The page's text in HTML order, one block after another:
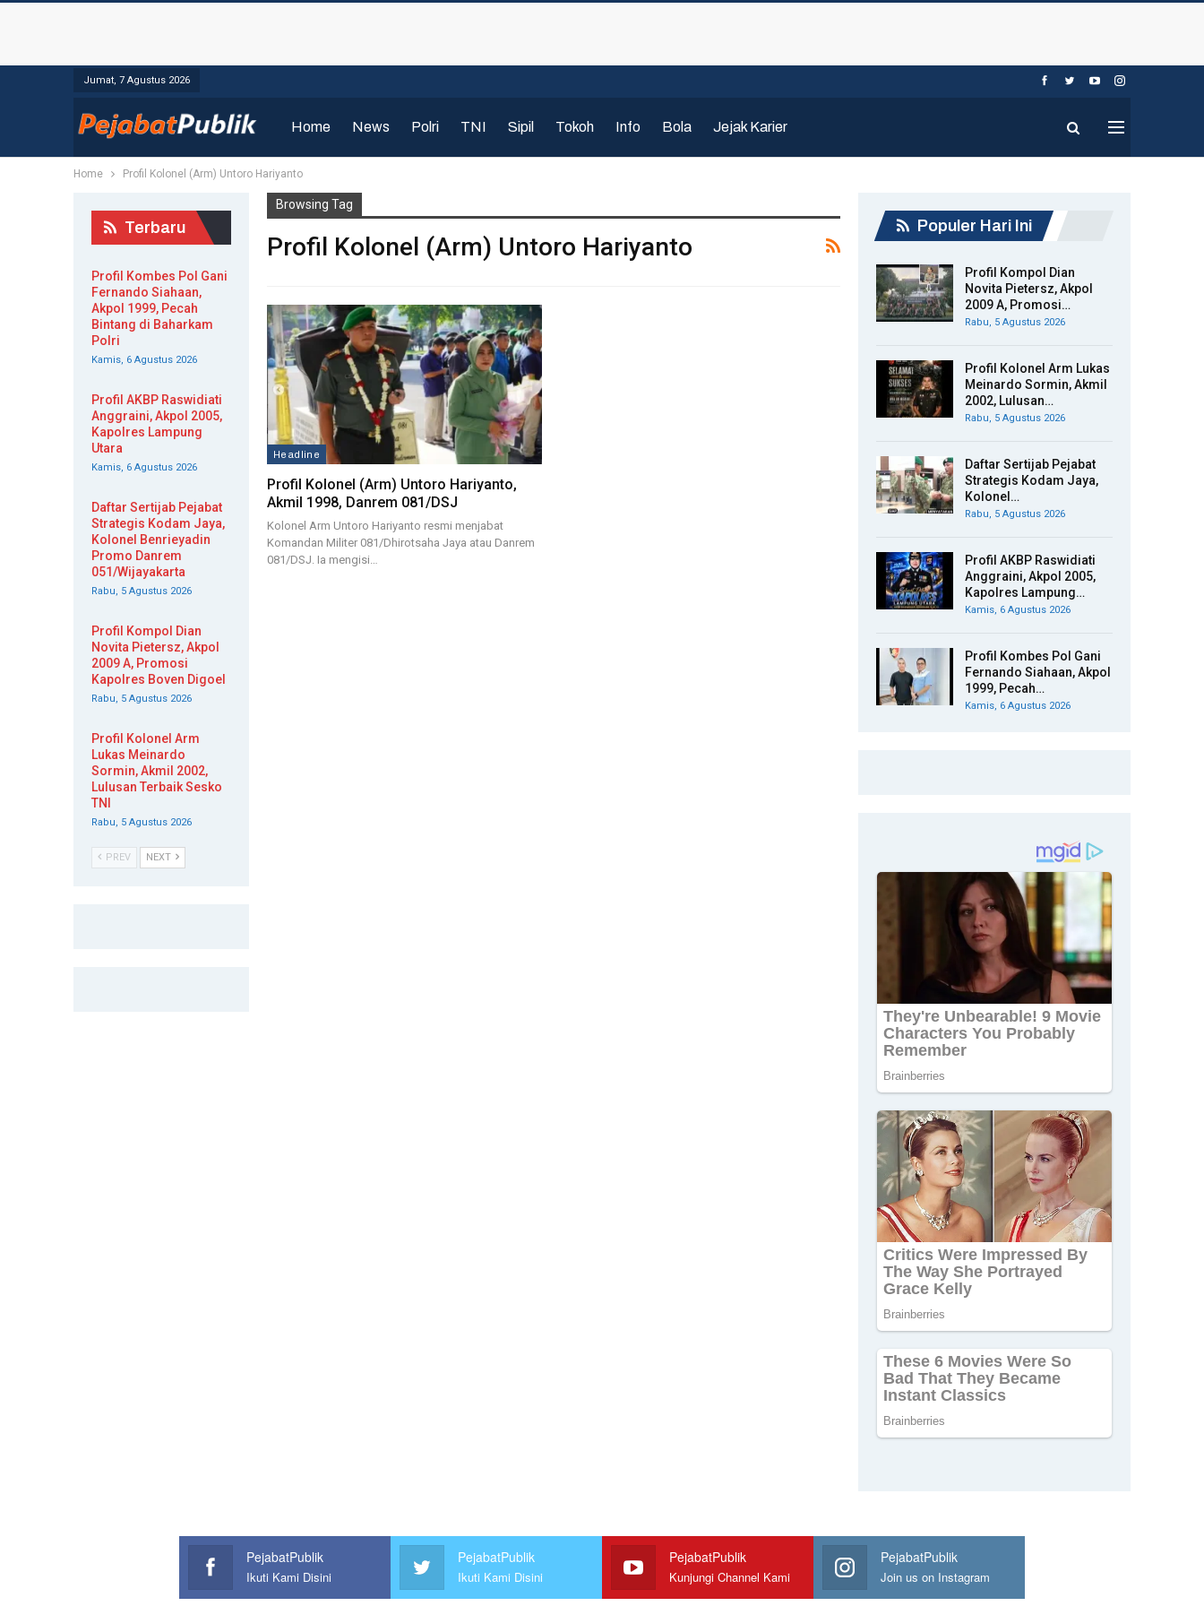
Jumat, 7 Agustus 2026
Home News Polri TNI Sipil Tokoh Info Bola Jejak Karier
Home Profil Kolonel (Arm) Untoro Hariyanto
Browsing Tag
Profil Kolonel (Arm) Untoro Hariyanto
Headline
Profil Kolonel (Arm) Untoro Hariyanto,
Akmil 1998, Danrem 081/DSJ
Kolonel Arm Untoro Hariyanto resmi menjabat
Komandan Militer 081/Dhirotsaha Jaya atau Danrem
081/DSJ. Ia mengisi…
Populer Hari Ini
Profil Kompol Dian
Novita Pietersz, Akpol
2009 A, Promosi…
Rabu, 5 Agustus 2026
Profil Kolonel Arm Lukas
Meinardo Sormin, Akmil
2002, Lulusan…
Rabu, 5 Agustus 2026
Daftar Sertijab Pejabat
Strategis Kodam Jaya,
Kolonel…
Rabu, 5 Agustus 2026
Profil AKBP Raswidiati
Anggraini, Akpol 2005,
Kapolres Lampung…
Kamis, 6 Agustus 2026
Profil Kombes Pol Gani
Fernando Siahaan, Akpol
1999, Pecah…
Kamis, 6 Agustus 2026
Terbaru
Profil Kombes Pol Gani
Fernando Siahaan,
Akpol 1999, Pecah
Bintang di Baharkam
Polri
Kamis, 6 Agustus 2026
Profil AKBP Raswidiati
Anggraini, Akpol 2005,
Kapolres Lampung
Utara
Kamis, 6 Agustus 2026
Daftar Sertijab Pejabat
Strategis Kodam Jaya,
Kolonel Benrieyadin
Promo Danrem
051/Wijayakarta
Rabu, 5 Agustus 2026
Profil Kompol Dian
Novita Pietersz, Akpol
2009 A, Promosi
Kapolres Boven Digoel
Rabu, 5 Agustus 2026
Profil Kolonel Arm
Lukas Meinardo
Sormin, Akmil 2002,
Lulusan Terbaik Sesko
TNI
Rabu, 5 Agustus 2026
PREV NEXT
PejabatPublik
Ikuti Kami Disini
PejabatPublik
Ikuti Kami Disini
PejabatPublik
Kunjungi Channel Kami
PejabatPublik
Join us on Instagram